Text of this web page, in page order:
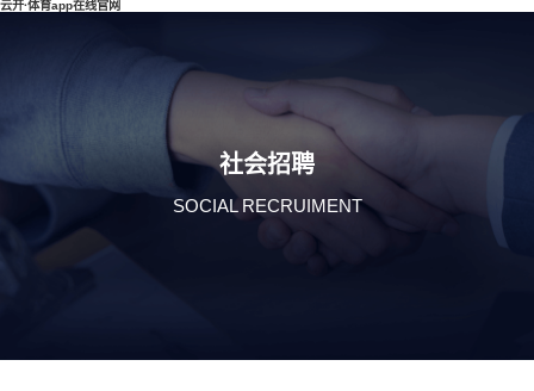
云开·体育app在线官网
社会招聘
SOCIAL RECRUIMENT